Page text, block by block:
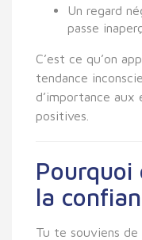
Un regard
passe
C’est ce qu’on
tendance
d’importance aux
positives.
Pourquoi
la
Tu te souviens de